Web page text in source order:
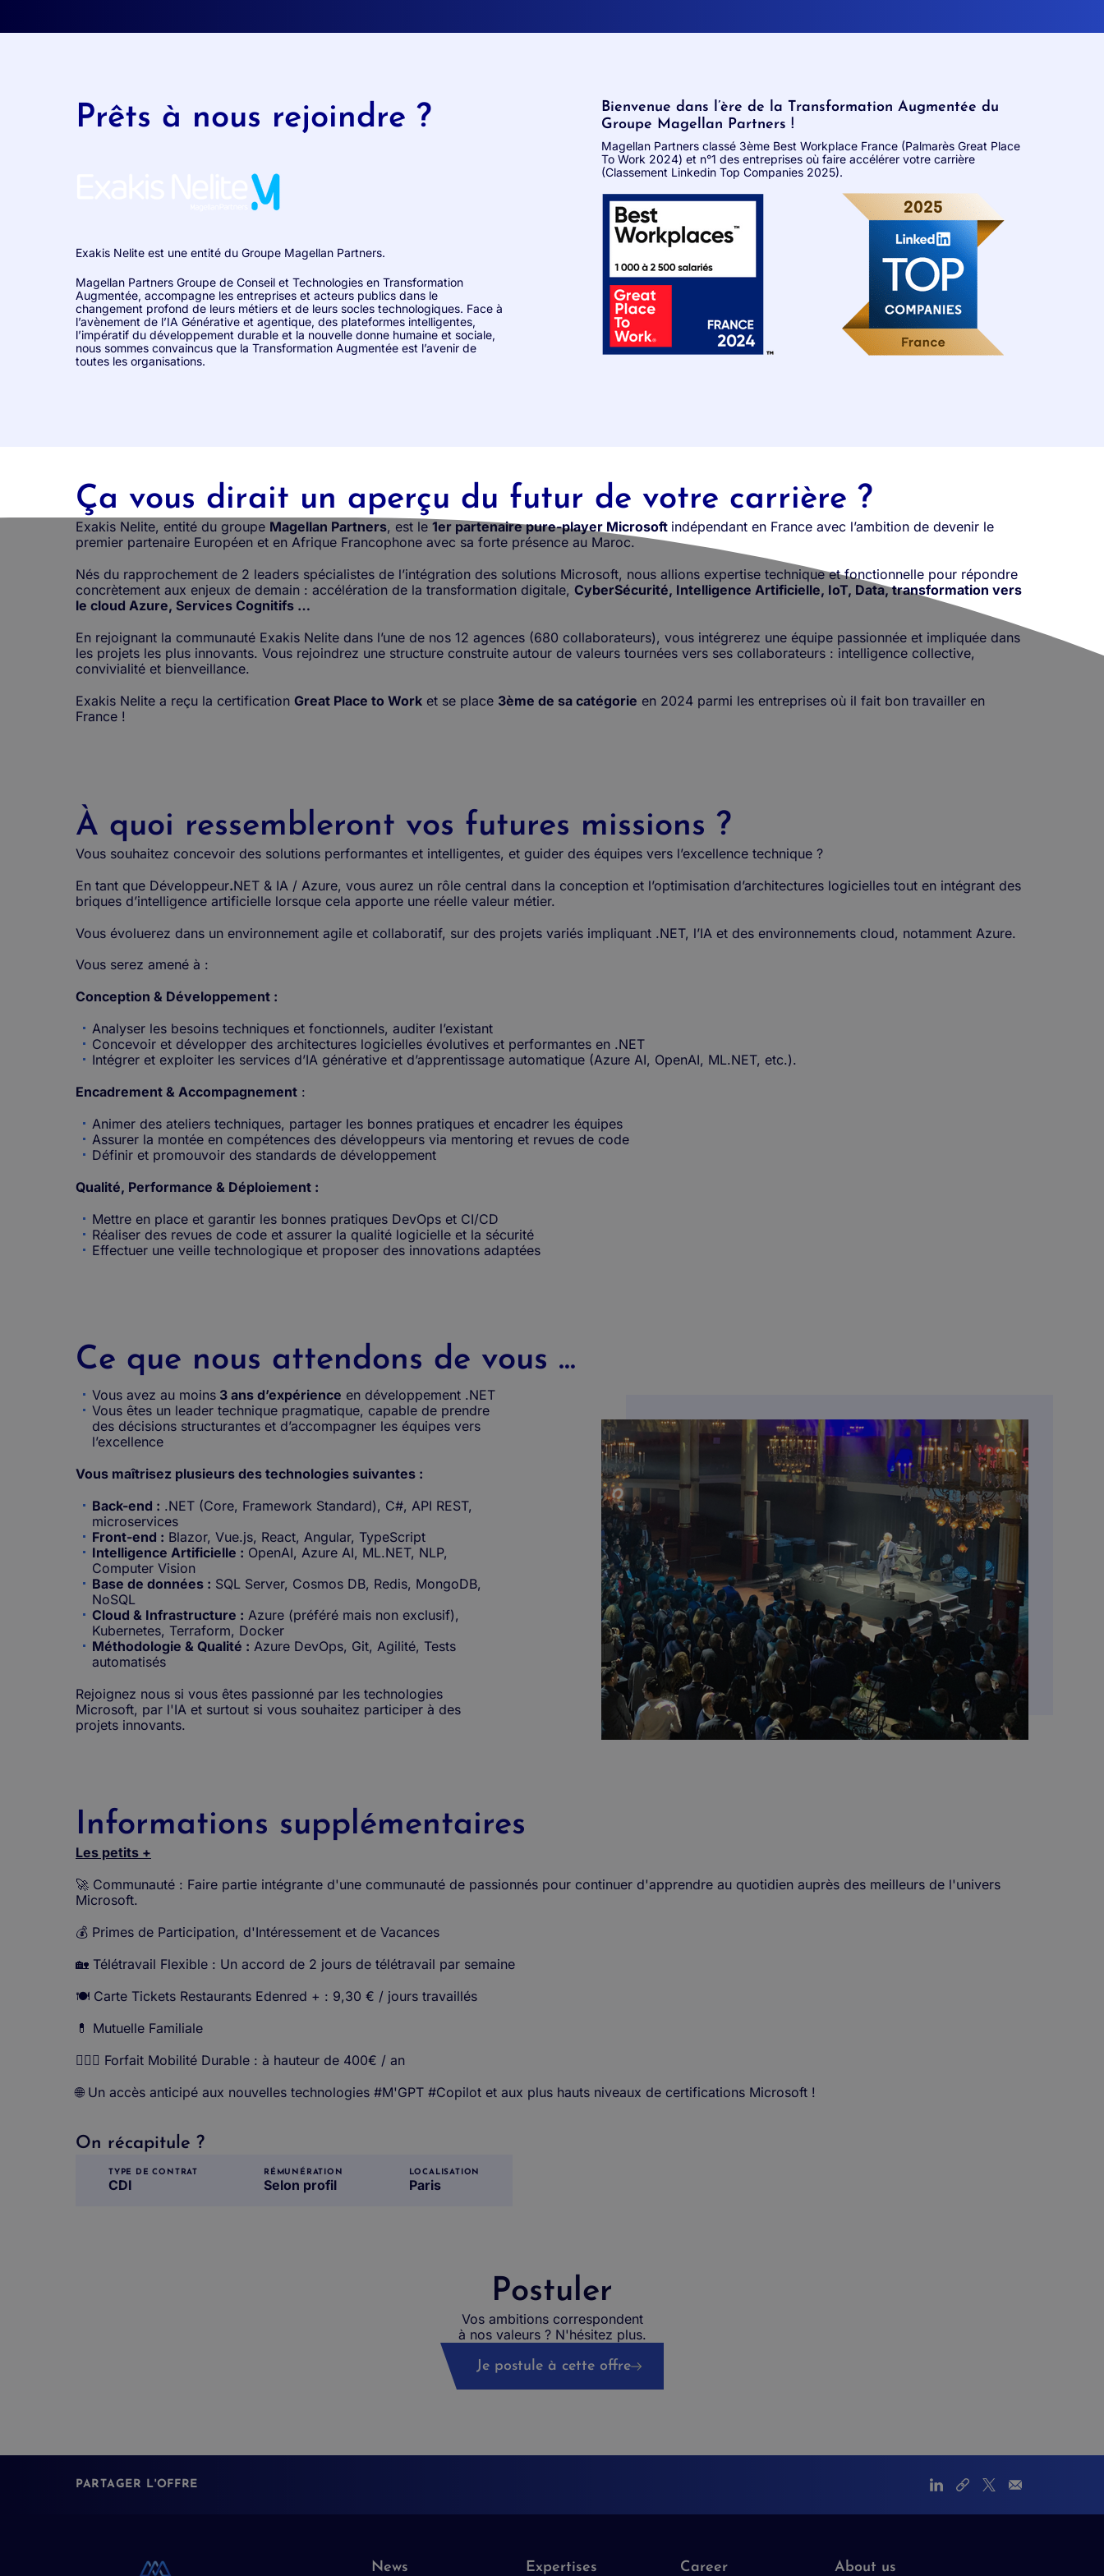
Prêts à nous rejoindre ?
Exakis Nelite est une entité du Groupe Magellan Partners.
Magellan Partners Groupe de Conseil et Technologies en Transformation
Augmentée, accompagne les entreprises et acteurs publics dans le
changement profond de leurs métiers et de leurs socles technologiques. Face à
l’avènement de l’IA Générative et agentique, des plateformes intelligentes,
l’impératif du développement durable et la nouvelle donne humaine et sociale,
nous sommes convaincus que la Transformation Augmentée est l’avenir de
toutes les organisations.
Bienvenue dans l’ère de la Transformation Augmentée du
Groupe Magellan Partners !
Magellan Partners classé 3ème Best Workplace France (Palmarès Great Place
To Work 2024) et n°1 des entreprises où faire accélérer votre carrière
(Classement Linkedin Top Companies 2025).
Ça vous dirait un aperçu du futur de votre carrière ?
Exakis Nelite, entité du groupe Magellan Partners, est le 1er partenaire pure-player Microsoft indépendant en France avec l’ambition de devenir le
premier partenaire Européen et en Afrique Francophone avec sa forte présence au Maroc.
Nés du rapprochement de 2 leaders spécialistes de l’intégration des solutions Microsoft, nous allions expertise technique et fonctionnelle pour répondre
concrètement aux enjeux de demain : accélération de la transformation digitale, CyberSécurité, Intelligence Artificielle, IoT, Data, transformation vers
le cloud Azure, Services Cognitifs …
En rejoignant la communauté Exakis Nelite dans l’une de nos 12 agences (680 collaborateurs), vous intégrerez une équipe passionnée et impliquée dans
les projets les plus innovants. Vous rejoindrez une structure construite autour de valeurs tournées vers ses collaborateurs : intelligence collective,
convivialité et bienveillance.
Exakis Nelite a reçu la certification Great Place to Work et se place 3ème de sa catégorie en 2024 parmi les entreprises où il fait bon travailler en
France !
À quoi ressembleront vos futures missions ?
Vous souhaitez concevoir des solutions performantes et intelligentes, et guider des équipes vers l’excellence technique ?
En tant que Développeur.NET & IA / Azure, vous aurez un rôle central dans la conception et l’optimisation d’architectures logicielles tout en intégrant des
briques d’intelligence artificielle lorsque cela apporte une réelle valeur métier.
Vous évoluerez dans un environnement agile et collaboratif, sur des projets variés impliquant .NET, l’IA et des environnements cloud, notamment Azure.
Vous serez amené à :
Conception & Développement :
Analyser les besoins techniques et fonctionnels, auditer l’existant
Concevoir et développer des architectures logicielles évolutives et performantes en .NET
Intégrer et exploiter les services d’IA générative et d’apprentissage automatique (Azure AI, OpenAI, ML.NET, etc.).
Encadrement & Accompagnement :
Animer des ateliers techniques, partager les bonnes pratiques et encadrer les équipes
Assurer la montée en compétences des développeurs via mentoring et revues de code
Définir et promouvoir des standards de développement
Qualité, Performance & Déploiement :
Mettre en place et garantir les bonnes pratiques DevOps et CI/CD
Réaliser des revues de code et assurer la qualité logicielle et la sécurité
Effectuer une veille technologique et proposer des innovations adaptées
Ce que nous attendons de vous ...
Vous avez au moins 3 ans d’expérience en développement .NET
Vous êtes un leader technique pragmatique, capable de prendre
des décisions structurantes et d’accompagner les équipes vers
l’excellence
Vous maîtrisez plusieurs des technologies suivantes :
Back-end : .NET (Core, Framework Standard), C#, API REST,
microservices
Front-end : Blazor, Vue.js, React, Angular, TypeScript
Intelligence Artificielle : OpenAI, Azure AI, ML.NET, NLP,
Computer Vision
Base de données : SQL Server, Cosmos DB, Redis, MongoDB,
NoSQL
Cloud & Infrastructure : Azure (préféré mais non exclusif),
Kubernetes, Terraform, Docker
Méthodologie & Qualité : Azure DevOps, Git, Agilité, Tests
automatisés
Rejoignez nous si vous êtes passionné par les technologies
Microsoft, par l'IA et surtout si vous souhaitez participer à des
projets innovants.
Informations supplémentaires
Les petits +
🚀 Communauté : Faire partie intégrante d'une communauté de passionnés pour continuer d'apprendre au quotidien auprès des meilleurs de l'univers
Microsoft.
💰 Primes de Participation, d'Intéressement et de Vacances
🏡 Télétravail Flexible : Un accord de 2 jours de télétravail par semaine
🍽️ Carte Tickets Restaurants Edenred + : 9,30 € / jours travaillés
💊 Mutuelle Familiale
🚴🏼‍♀️ Forfait Mobilité Durable : à hauteur de 400€ / an
🌐 Un accès anticipé aux nouvelles technologies #M'GPT #Copilot et aux plus hauts niveaux de certifications Microsoft !
On récapitule ?
TYPE DE CONTRAT
CDI
RÉMUNÉRATION
Selon profil
LOCALISATION
Paris
Postuler
Vos ambitions correspondent
à nos valeurs ? N'hésitez plus.
Je postule à cette offre
PARTAGER L'OFFRE
News Expertises Career About us